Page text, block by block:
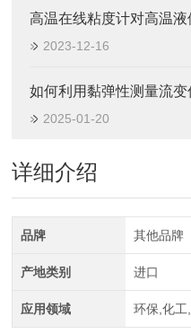
高温在线粘度计对高温
2023-12-16
如何利用黏弹性测量流变
2025-01-20
详细介绍
品牌 其他品牌
产地类别 进口
应用领域 环保,化工